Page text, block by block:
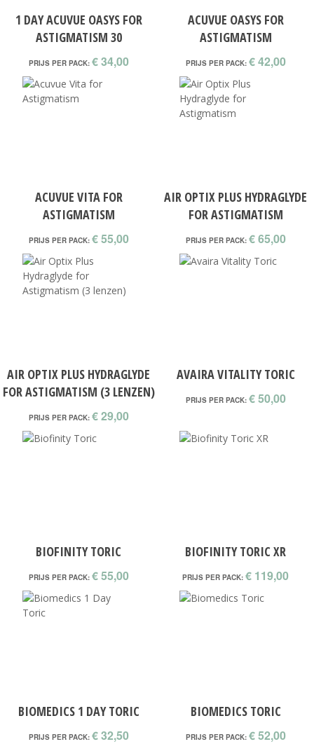
1 DAY ACUVUE OASYS FOR
ASTIGMATISM 30
PRIJS PER PACK: € 34,00
ACUVUE OASYS FOR
ASTIGMATISM
PRIJS PER PACK: € 42,00
ACUVUE VITA FOR
ASTIGMATISM
PRIJS PER PACK: € 55,00
AIR OPTIX PLUS HYDRAGLYDE
FOR ASTIGMATISM
PRIJS PER PACK: € 65,00
AIR OPTIX PLUS HYDRAGLYDE
FOR ASTIGMATISM (3 LENZEN)
PRIJS PER PACK: € 29,00
AVAIRA VITALITY TORIC
PRIJS PER PACK: € 50,00
BIOFINITY TORIC
PRIJS PER PACK: € 55,00
BIOFINITY TORIC XR
PRIJS PER PACK: € 119,00
BIOMEDICS 1 DAY TORIC
PRIJS PER PACK: € 32,50
BIOMEDICS TORIC
PRIJS PER PACK: € 52,00